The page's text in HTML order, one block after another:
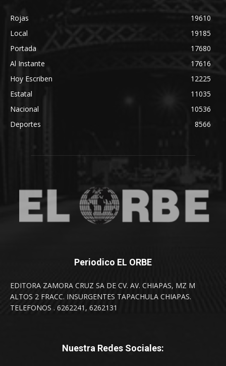
Rojas
19610
Local
19185
Portada
17680
Al Instante
17616
Hoy Escriben
12225
Estatal
11035
Nacional
10536
Deportes
8566
Periodico EL ORBE
EDITORA ZAMORA CRUZ SA DE CV. AV. CHIAPAS, MZ M
ALTOS 2 FRACC. INSURGENTES TAPACHULA CHIAPAS.
TELEFONOS . 6262241, 6262131
Nuestra Redes Sociales: